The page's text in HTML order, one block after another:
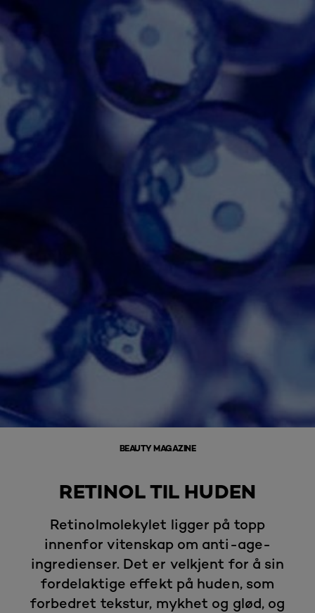
BEAUTY MAGAZINE
RETINOL TIL HUDEN
Retinolmolekylet ligger på topp
innenfor vitenskap om anti-age-
ingredienser. Det er velkjent for å sin
fordelaktige effekt på huden, som
forbedret tekstur, mykhet og glød, og